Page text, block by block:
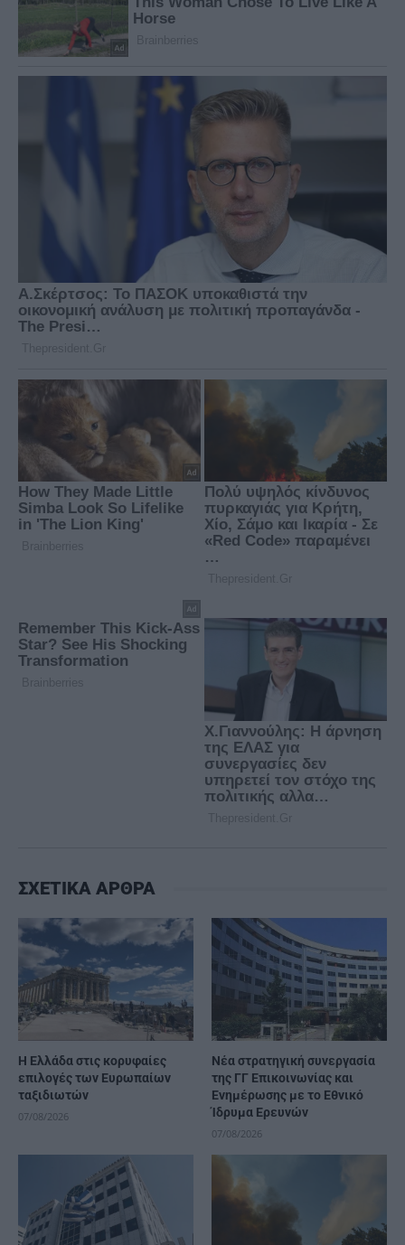
ΣΧΕΤΙΚΑ ΑΡΘΡΑ
Η Ελλάδα στις κορυφαίες
επιλογές των Ευρωπαίων
ταξιδιωτών
07/08/2026
Νέα στρατηγική συνεργασία
της ΓΓ Επικοινωνίας και
Ενημέρωσης με το Εθνικό
Ίδρυμα Ερευνών
07/08/2026